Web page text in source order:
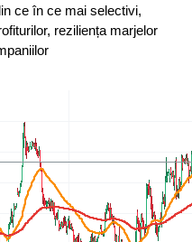
ce în ce mai selectivi,
reziliența marjelor